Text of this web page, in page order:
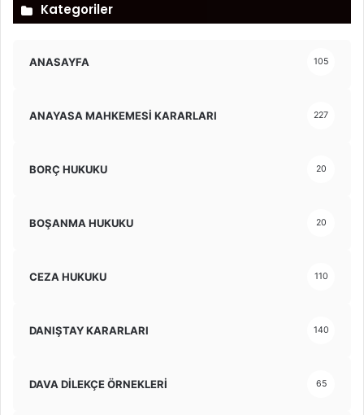
Kategoriler
ANASAYFA 105
ANAYASA MAHKEMESİ KARARLARI 227
BORÇ HUKUKU 20
BOŞANMA HUKUKU 20
CEZA HUKUKU 110
DANIŞTAY KARARLARI 140
DAVA DİLEKÇE ÖRNEKLERİ 65